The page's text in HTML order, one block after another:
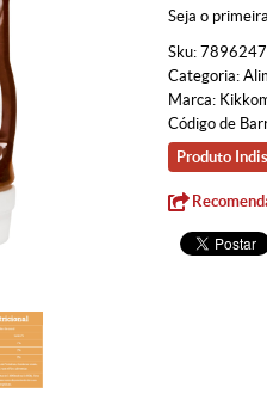
Seja o
Sku:
Categoria:
Marca:
Código de
Produto